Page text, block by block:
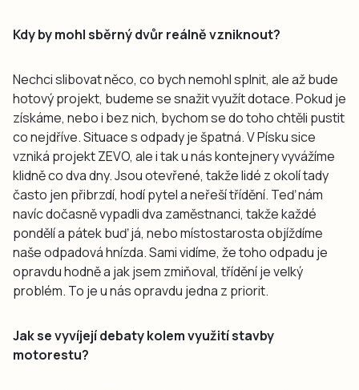
Kdy by mohl sběrný dvůr reálně vzniknout?
Nechci slibovat něco, co bych nemohl splnit, ale až bude
hotový projekt, budeme se snažit využít dotace. Pokud je
získáme, nebo i bez nich, bychom se do toho chtěli pustit
co nejdříve. Situace s odpady je špatná. V Písku sice
vzniká projekt ZEVO, ale i tak u nás kontejnery vyvážíme
klidně co dva dny. Jsou otevřené, takže lidé z okolí tady
často jen přibrzdí, hodí pytel a neřeší třídění. Teď nám
navíc dočasně vypadli dva zaměstnanci, takže každé
pondělí a pátek buď já, nebo místostarosta objíždíme
naše odpadová hnízda. Sami vidíme, že toho odpadu je
opravdu hodně a jak jsem zmiňoval, třídění je velký
problém. To je u nás opravdu jedna z priorit.
Jak se vyvíjejí debaty kolem využití stavby
motorestu?